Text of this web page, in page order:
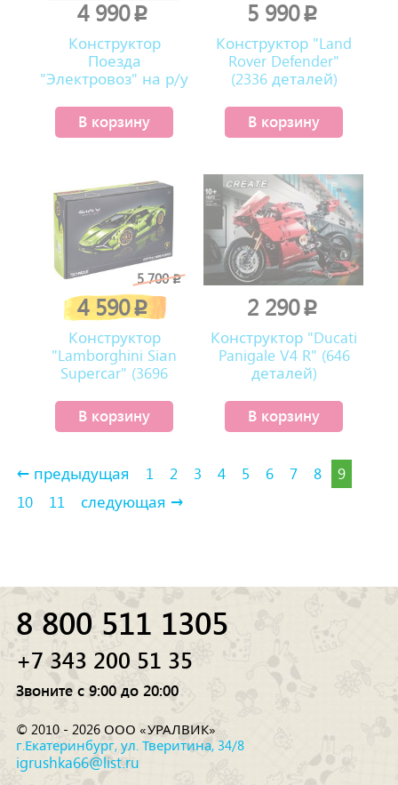
4 990p
Конструктор
Поезда
"Электровоз" на р/у
В корзину
5 990p
Конструктор "Land
Rover Defender"
(2336 деталей)
В корзину
5 700p
4 590p
Конструктор
"Lambоrghini Siаn
Suреrсar" (3696
В корзину
2 290p
Конструктор "Ducati
Panigale V4 R" (646
деталей)
В корзину
← предыдущая 1 2 3 4 5 6 7 8
9
10
11 следующая →
8 800 511 1305
+7 343 200 51 35
Звоните с 9:00 до 20:00
© 2010 - 2026 ООО «УРАЛВИК»
г.Екатеринбург, ул. Тверитина, 34/8
igrushka66@list.ru